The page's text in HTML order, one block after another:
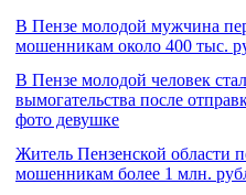
В Пензе молодой мужчина
мошенникам около 400 тыс.
В Пензе молодой человек
вымогательства после
фото девушке
Житель Пензенской области
мошенникам более 1 млн.